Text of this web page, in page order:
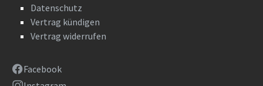
Datenschutz
Vertrag kündigen
Vertrag widerrufen
Facebook